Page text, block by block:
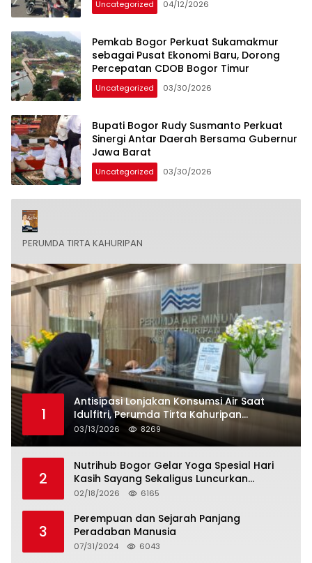
Uncategorized 04/12/2026
Pemkab Bogor Perkuat Sukamakmur
sebagai Pusat Ekonomi Baru, Dorong
Percepatan CDOB Bogor Timur
Uncategorized 03/30/2026
Bupati Bogor Rudy Susmanto Perkuat
Sinergi Antar Daerah Bersama Gubernur
Jawa Barat
Uncategorized 03/30/2026
PERUMDA TIRTA KAHURIPAN
1
Antisipasi Lonjakan Konsumsi Air Saat
Idulfitri, Perumda Tirta Kahuripan
Berlakukan Status Siaga Lebaran
03/13/2026 8269
2
Nutrihub Bogor Gelar Yoga Spesial Hari
Kasih Sayang Sekaligus Luncurkan
Tropicana Slim Beras Porang Golden Ube
02/18/2026 6165
3
Perempuan dan Sejarah Panjang
Peradaban Manusia
07/31/2024 6043